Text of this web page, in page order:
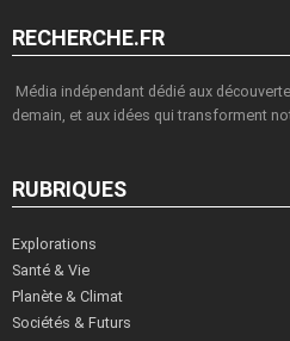
RECHERCHE.FR
Média indépendant dédié aux
demain, et aux idées qui transforment
RUBRIQUES
Explorations
Santé & Vie
Planète & Climat
Sociétés & Futurs